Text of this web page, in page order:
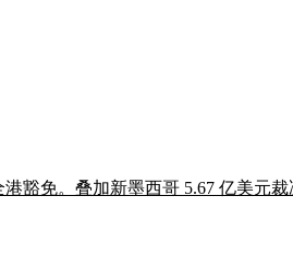
豁免。叠加新墨西哥 5.67 亿美元